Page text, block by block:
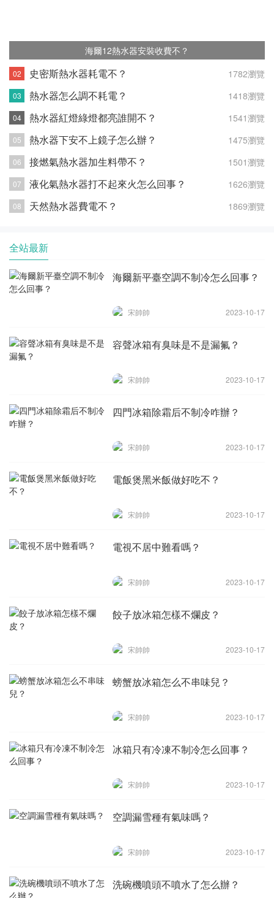
海爾12熱水器安裝收費不？
1782瀏覽
史密斯熱水器耗電不？
1418瀏覽
熱水器怎么調不耗電？
1541瀏覽
熱水器紅燈綠燈都亮誰開不？
1475瀏覽
熱水器下安不上鏡子怎么辦？
1501瀏覽
接燃氣熱水器加生料帶不？
1626瀏覽
液化氣熱水器打不起來火怎么回事？
1869瀏覽
天然熱水器費電不？
全站最新
海爾新平臺空調不制冷怎么回事？
宋帥帥 2023-10-17
容聲冰箱有臭味是不是漏氟？
宋帥帥 2023-10-17
四門冰箱除霜后不制冷咋辦？
宋帥帥 2023-10-17
電飯煲黑米飯做好吃不？
宋帥帥 2023-10-17
電視不居中難看嗎？
宋帥帥 2023-10-17
餃子放冰箱怎樣不爛皮？
宋帥帥 2023-10-17
螃蟹放冰箱怎么不串味兒？
宋帥帥 2023-10-17
冰箱只有冷凍不制冷怎么回事？
宋帥帥 2023-10-17
空調漏雪種有氣味嗎？
宋帥帥 2023-10-17
洗碗機噴頭不噴水了怎么辦？